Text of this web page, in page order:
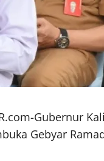
Gubernur
Gebyar